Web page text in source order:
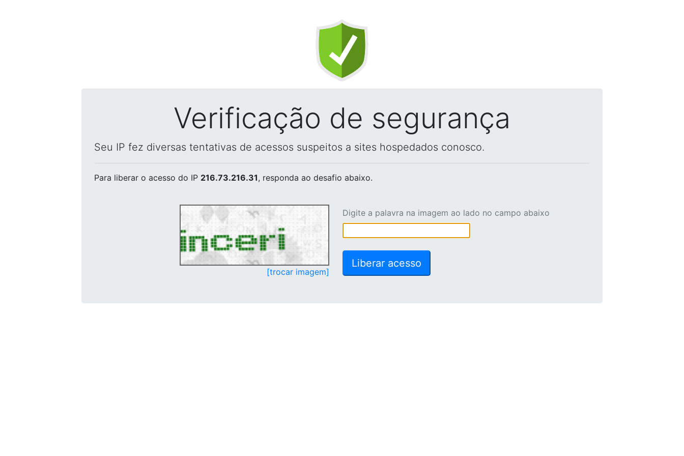
Verificação de segurança
Seu IP fez diversas tentativas de acessos suspeitos a sites hospedados conosco.
Para liberar o acesso do IP 216.73.216.31, responda ao desafio abaixo.
[trocar imagem]
Digite a palavra na imagem ao lado no campo abaixo